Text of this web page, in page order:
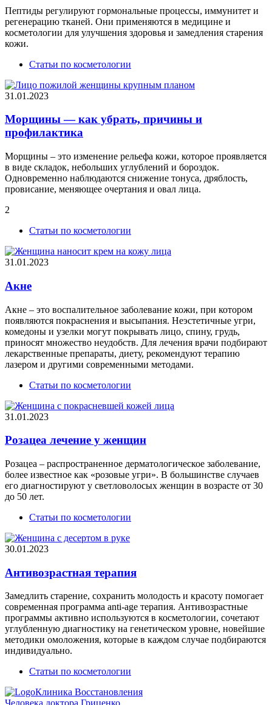
Пептиды регулируют гормональные процессы, иммунитет и
регенерацию тканей. Они применяются в медицине и
косметологии для улучшения здоровья и замедления старения
кожи.
Статьи по косметологии
31.01.2023
Морщины — как убрать, причины и
профилактика
Морщины – это изменение рельефа кожи, которое проявляется
в виде складок, небольших углублений и бороздок.
Одновременно наблюдаются снижение тонуса, дряблость,
провисание, меняющее очертания и овал лица.
2
Статьи по косметологии
31.01.2023
Акне
Акне – это воспалительное заболевание кожи, при котором
появляются покраснения и высыпания. Неэстетичные угри,
комедоны и узелки могут покрывать лицо, спину, грудь,
приносят множество неудобств. Для лечения врачи подбирают
лекарственные препараты, диету, рекомендуют терапию
лазером и другими современными методами.
Статьи по косметологии
31.01.2023
Розацеа лечение у женщин
Розацеа – распространенное дерматологическое заболевание,
более известное как «розовые угри». В большинстве случаев
его диагностируют у светловолосых женщин в возрасте от 30
до 50 лет.
Статьи по косметологии
30.01.2023
Антивозрастная терапия
Замедлить старение, сохранить молодость и красоту помогает
современная программа anti-age терапия. Антивозрастные
программы активно используются в косметологии, сочетают
углубленную диагностику на генетическом уровне, новейшие
методики омоложения, которые в каждом случае подбираются
индивидуально.
Статьи по косметологии
Клиника Восстановления